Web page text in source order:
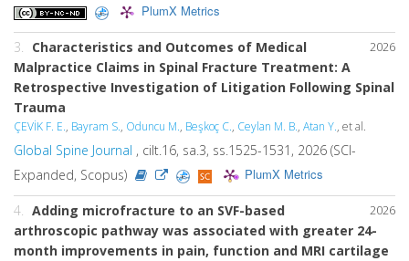
PlumX Metrics
2026
3. Characteristics and Outcomes of Medical
Malpractice Claims in Spinal Fracture Treatment: A
Retrospective Investigation of Litigation Following Spinal
Trauma
ÇEVİK F. E., Bayram S., Oduncu M., Beşkoç C., Ceylan M. B., Atan Y., et al.
Global Spine Journal , cilt.16, sa.3, ss.1525-1531, 2026 (SCI-
Expanded, Scopus)
PlumX Metrics
2026
4. Adding microfracture to an SVF-based
arthroscopic pathway was associated with greater 24-
month improvements in pain, function and MRI cartilage